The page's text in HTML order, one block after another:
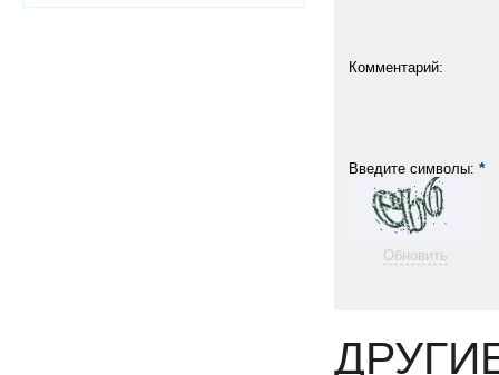
Комментарий:
Введите символы: *
Обновить